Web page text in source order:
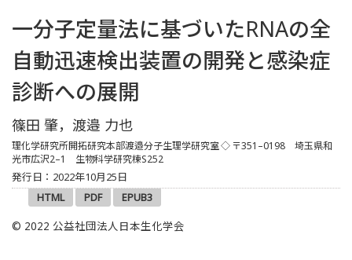
一分子定量法に基づいたRNAの全
自動迅速検出装置の開発と感染症
診断への展開
篠田 肇，渡邉 力也
理化学研究所開拓研究本部渡邉分子生理学研究室◇ 〒351–0198 埼玉県和
光市広沢2–1 生物科学研究棟S252
発行日：2022年10月25日
HTML
PDF EPUB3
© 2022 公益社団法人日本生化学会